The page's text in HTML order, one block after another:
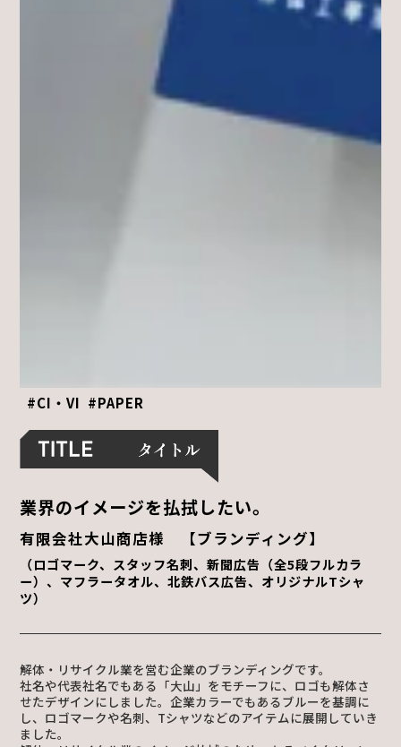
#CI・VI #PAPER
業界のイメージを払拭したい。
有限会社大山商店様 【ブランディング】
（ロゴマーク、スタッフ名刺、新聞広告（全5段フルカラ
ー）、マフラータオル、北鉄バス広告、オリジナルTシャ
ツ）
解体・リサイクル業を営む企業のブランディングです。
社名や代表社名でもある「大山」をモチーフに、ロゴも解体さ
せたデザインにしました。企業カラーでもあるブルーを基調に
し、ロゴマークや名刺、Tシャツなどのアイテムに展開していき
ました。